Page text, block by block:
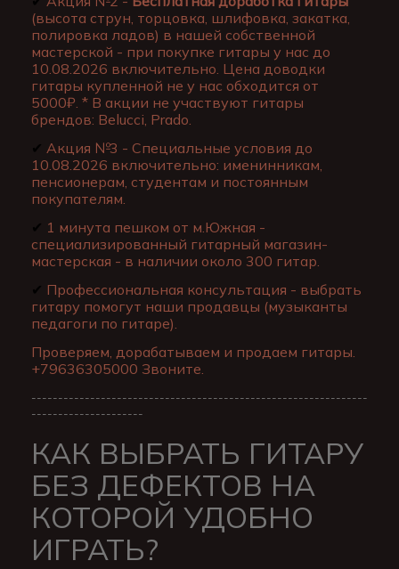
(высота струн, торцовка, шлифовка, закатка,
полировка ладов) в нашей собственной
мастерской - при покупке гитары у нас до
10.08.2026 включительно. Цена доводки
гитары купленной не у нас обходится от
5000₽. * В акции не участвуют гитары
брендов: Belucci, Prado.
✔ Акция №3 - Специальные условия до
10.08.2026 включительно: именинникам,
пенсионерам, студентам и постоянным
покупателям.
✔ 1 минута пешком от м.Южная -
специализированный гитарный магазин-
мастерская - в наличии около 300 гитар.
✔ Профессиональная консультация - выбрать
гитару помогут наши продавцы (музыканты
педагоги по гитаре).
Проверяем, дорабатываем и продаем гитары.
+79636305000 Звоните.
---------------------------------------------------------------
---------------------
КАК ВЫБРАТЬ ГИТАРУ
БЕЗ ДЕФЕКТОВ НА
КОТОРОЙ УДОБНО
ИГРАТЬ?